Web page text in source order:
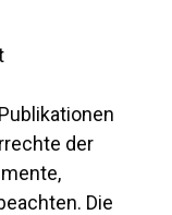
der
Die